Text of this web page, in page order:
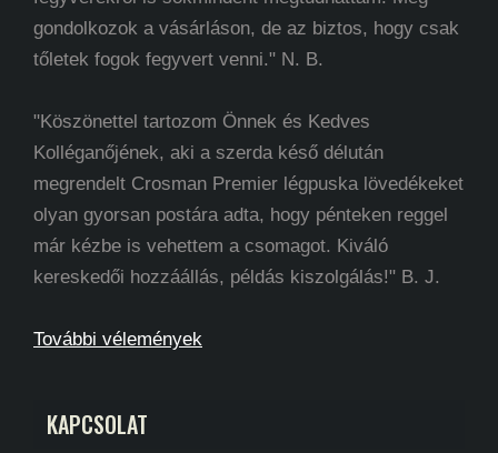
gondolkozok a vásárláson, de az biztos, hogy csak
tőletek fogok fegyvert venni." N. B.
"Köszönettel tartozom Önnek és Kedves
Kolléganőjének, aki a szerda késő délután
megrendelt Crosman Premier légpuska lövedékeket
olyan gyorsan postára adta, hogy pénteken reggel
már kézbe is vehettem a csomagot. Kiváló
kereskedői hozzáállás, példás kiszolgálás!" B. J.
További vélemények
KAPCSOLAT